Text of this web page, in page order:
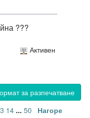
???
Активен
за разпечатване
14 ... 50 Нагоре